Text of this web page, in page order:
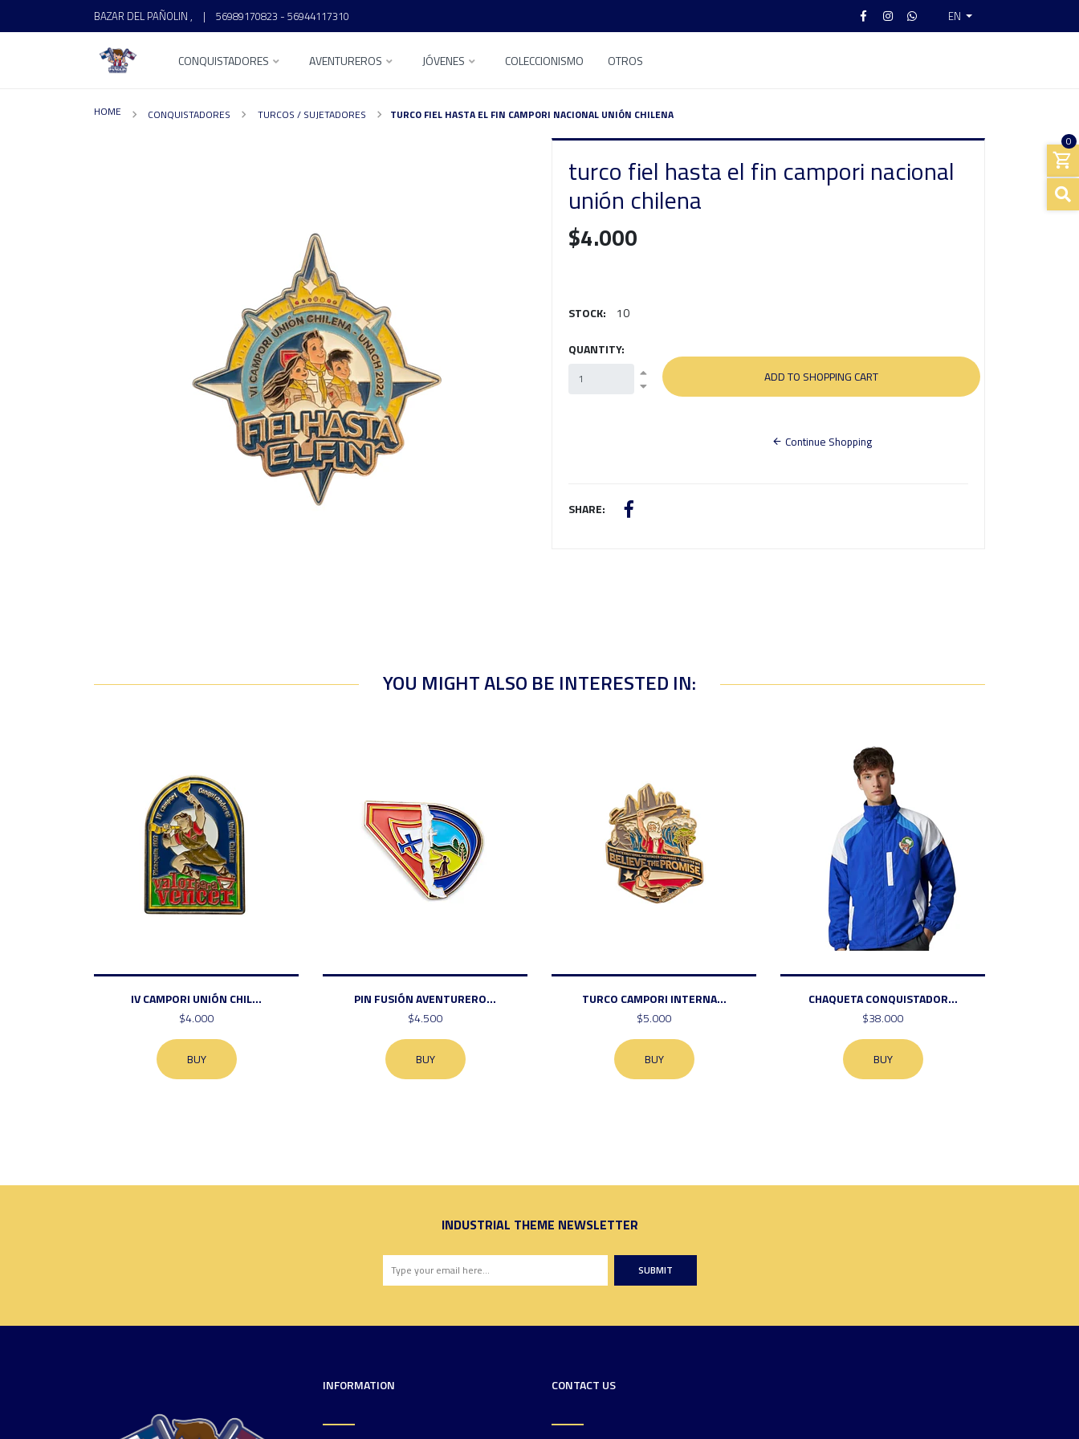
BAZAR DEL PAÑOLIN , | 56989170823 - 56944117310 EN
CONQUISTADORES AVENTUREROS JÓVENES COLECCIONISMO OTROS
0
HOME CONQUISTADORES TURCOS / SUJETADORES TURCO FIEL HASTA EL FIN CAMPORI NACIONAL UNIÓN CHILENA
turco fiel hasta el fin campori nacional
unión chilena
$4.000
STOCK: 10
QUANTITY:
Continue Shopping
SHARE:
YOU MIGHT ALSO BE INTERESTED IN:
IV CAMPORI UNIÓN CHIL...
$4.000
BUY
PIN FUSIÓN AVENTURERO...
$4.500
BUY
TURCO CAMPORI INTERNA...
$5.000
BUY
CHAQUETA CONQUISTADOR...
$38.000
BUY
INDUSTRIAL THEME NEWSLETTER
SUBMIT
INFORMATION CONTACT US